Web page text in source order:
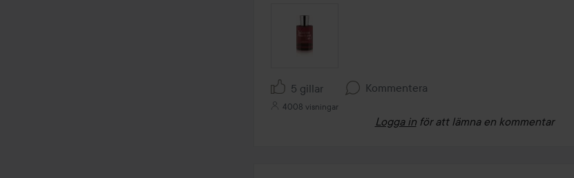
5 gillar Kommentera
4008 visningar
Logga in för att lämna en kommentar